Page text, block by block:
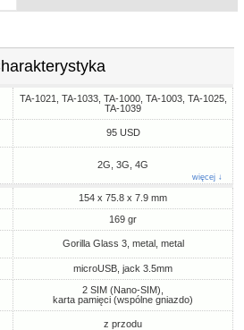
TA-1021, TA-1033, TA-1000, TA-1003, TA-1025,
TA-1039
95 USD
2G, 3G, 4G
więcej ↓
154 x 75.8 x 7.9 mm
169 gr
Gorilla Glass 3, metal, metal
microUSB, jack 3.5mm
2 SIM (Nano-SIM),
karta pamięci (wspólne gniazdo)
z przodu